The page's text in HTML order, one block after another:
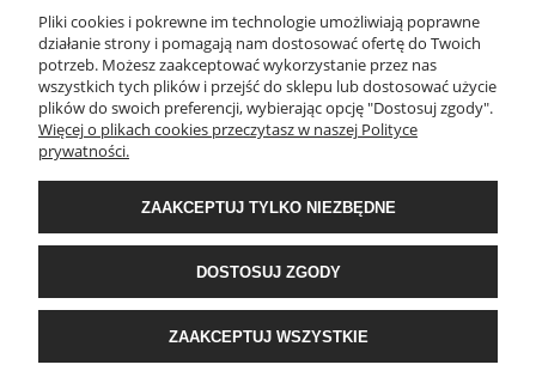
INFORMACJE
PŁATNOŚCI I DOSTAWA
O NAS
POPULARNE KATEGORIE
Krakowska 201, 34-124 Klecza Dolna, woj. małopolskie | e-mail:
ekomax.pl| telefon:507 086 377
Pliki cookies i pokrewne im technologie umożliwiają poprawne
działanie strony i pomagają nam dostosować ofertę do Twoich
potrzeb. Możesz zaakceptować wykorzystanie przez nas
wszystkich tych plików i przejść do sklepu lub dostosować użycie
plików do swoich preferencji, wybierając opcję "Dostosuj zgody".
Więcej o plikach cookies przeczytasz w naszej Polityce
prywatności.
ZAAKCEPTUJ TYLKO NIEZBĘDNE
DOSTOSUJ ZGODY
ZAAKCEPTUJ WSZYSTKIE